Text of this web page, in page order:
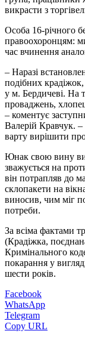
викрасти з
Особа 16-річного
правоохоронцям:
час вчинення
– Наразі
подібних
у м. Бердичеві. На
проваджень,
– коментує
Валерій Кравчук. –
варту вирішити
Юнак свою вину
зважується на
він потрапляв до
склопакети на
виносив, чим міг
потреби.
За всіма фактами
(Крадіжка,
Кримінального
покарання у
шести років.
Facebook
WhatsApp
Telegram
Copy URL